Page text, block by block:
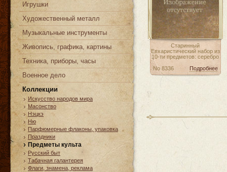
Игрушки
Художественный металл
Музыкальные инструменты
Живопись, графика, картины
Техника, приборы, часы
Военное дело
Коллекции
Искусство народов мира
Масонство
Нэцкэ
Ню
Парфюмерные флаконы, упаковка
Праздники
Предметы культа
Русский быт
Табачная галантерея
Флаги, знамена, реклама
Старинный
Евхаристический набор из
10-ти предметов: серебро
Подробнее
No 8336